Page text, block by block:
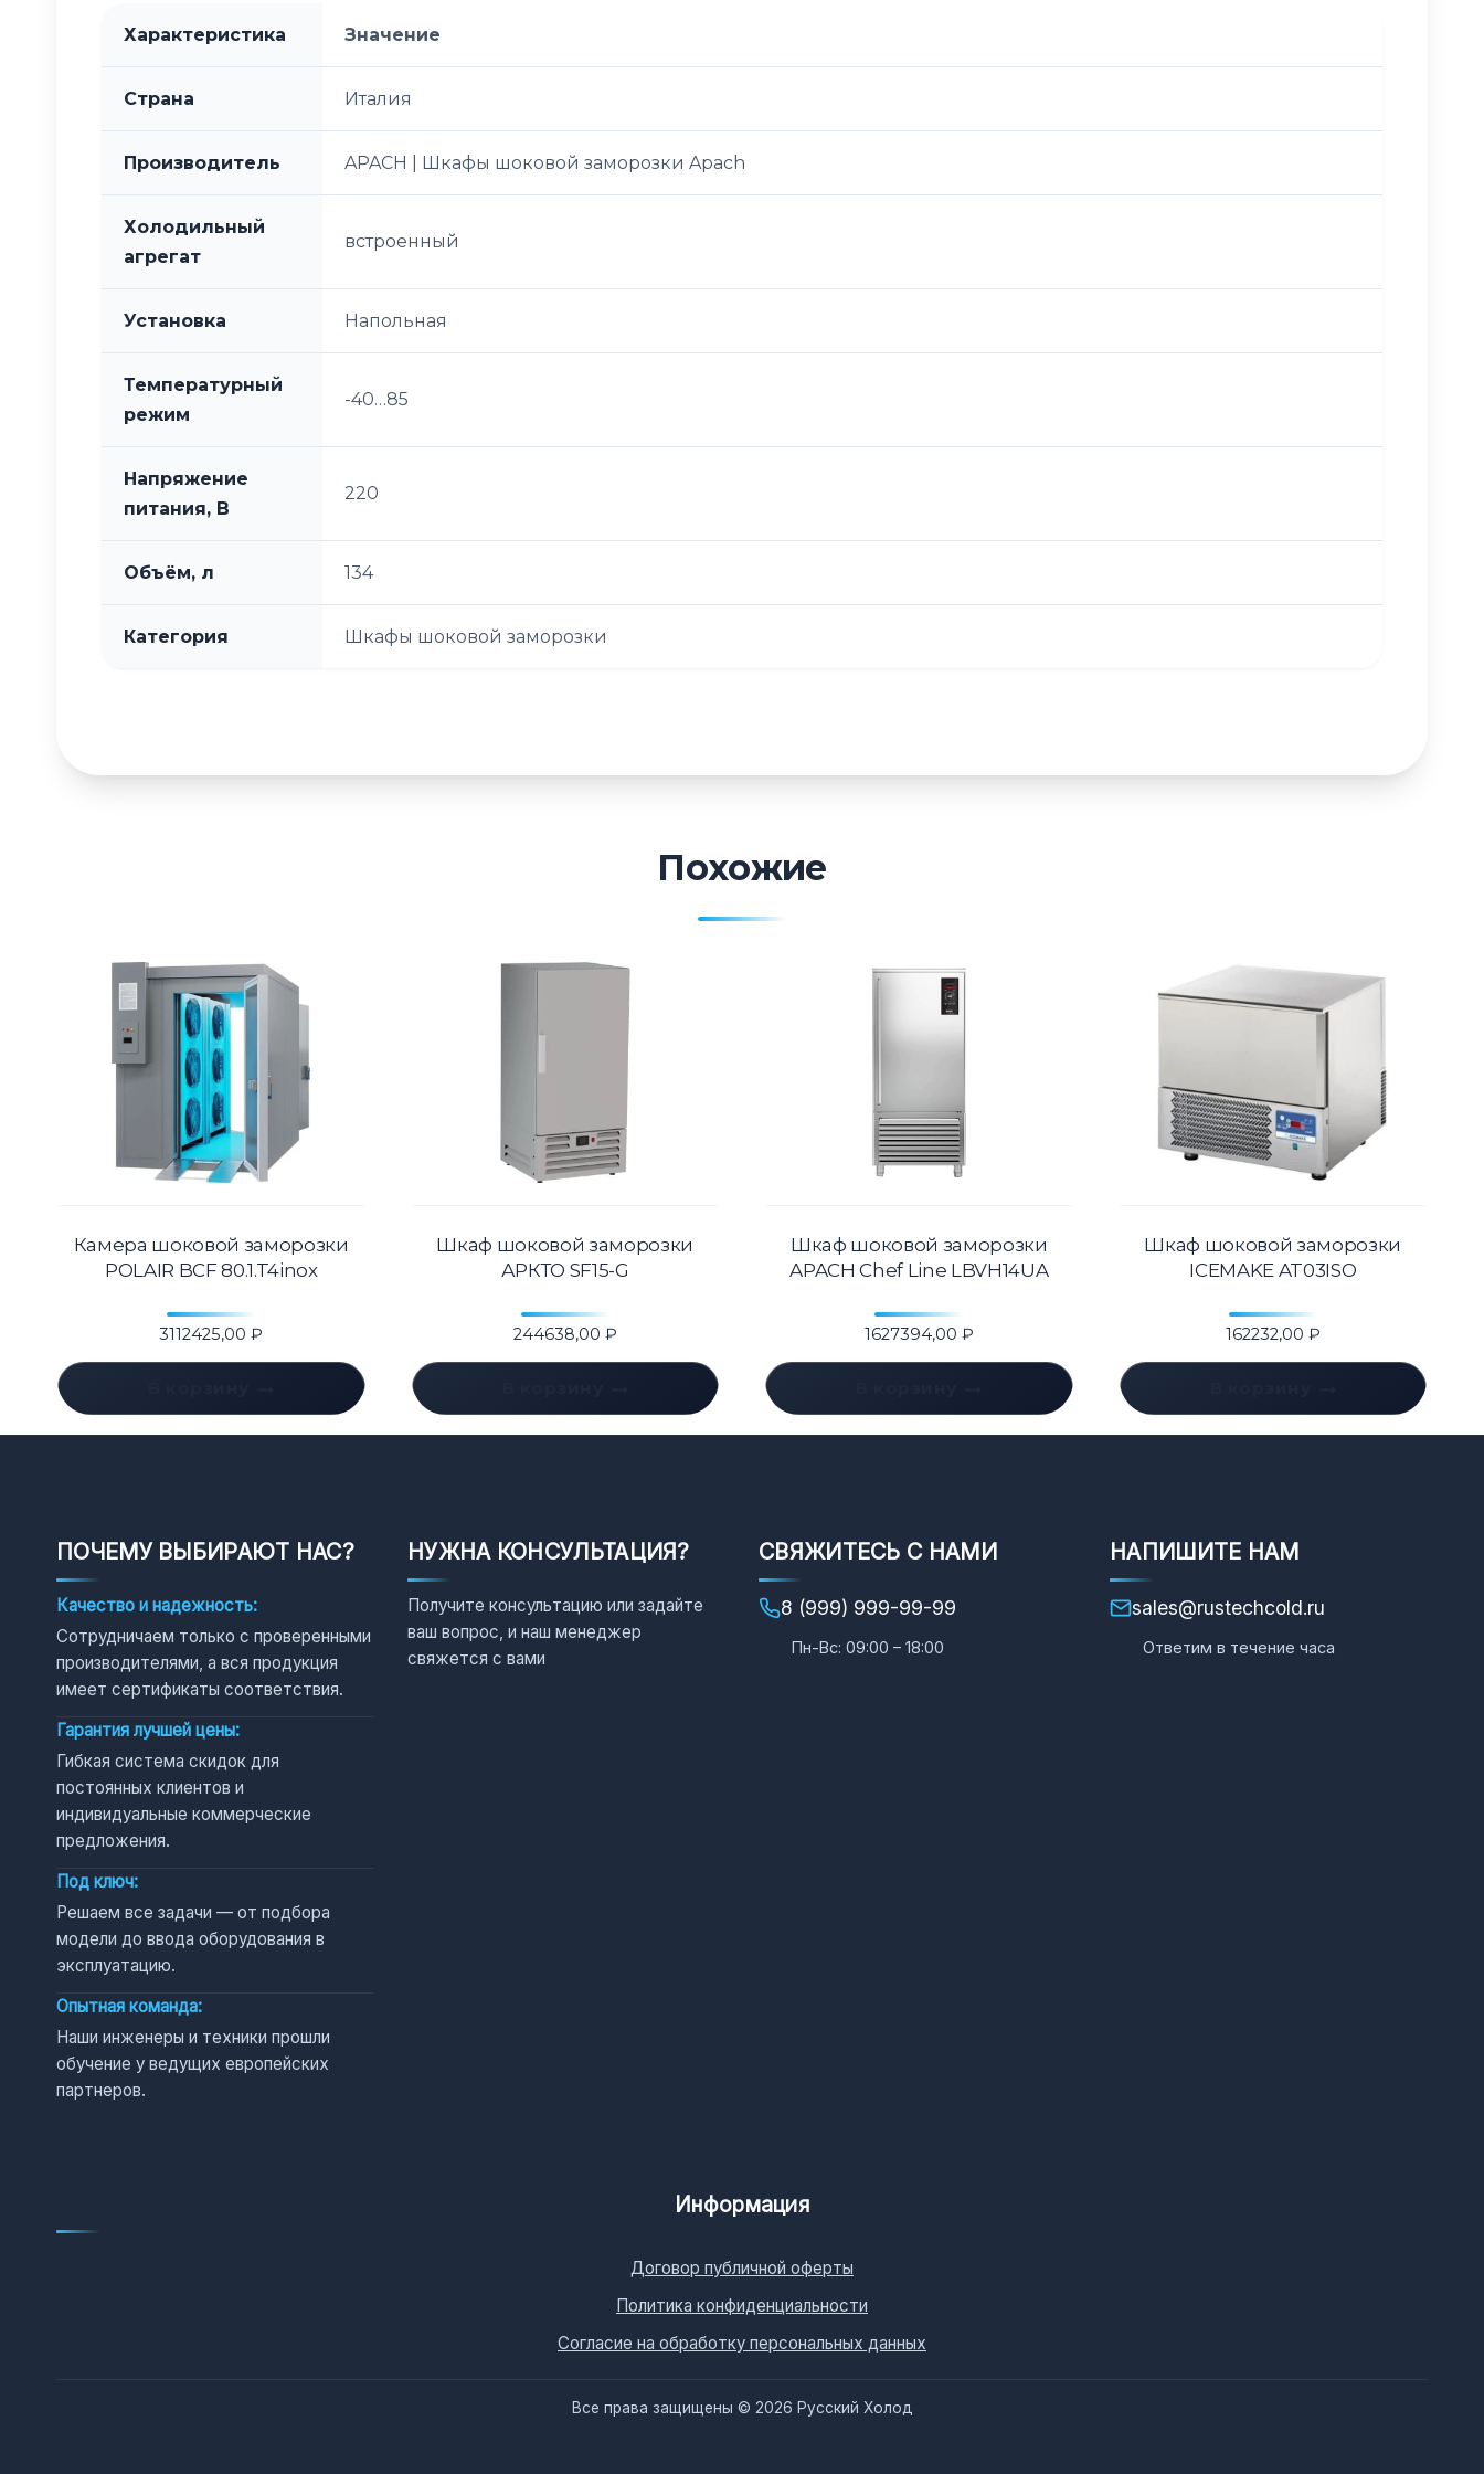
Характеристика Значение
Страна Италия
Производитель APACH | Шкафы шоковой заморозки Apach
Холодильный
агрегат
встроенный
Установка Напольная
Температурный
режим
-40…85
Напряжение
питания, В
220
Объём, л 134
Категория Шкафы шоковой заморозки
Похожие
Камера шоковой заморозки
POLAIR BCF 80.1.T4inox
3112425,00₽
Шкаф шоковой заморозки
АРКТО SF15-G
244638,00 ₽
Шкаф шоковой заморозки
APACH Chef Line LBVH14UA
1627394,00 ₽
Шкаф шоковой заморозки
ICEMAKE AT03ISO
162232,00 ₽
ПОЧЕМУ ВЫБИРАЮТ НАС?
Качество и надежность:
Сотрудничаем только с проверенными
производителями, а вся продукция
имеет сертификаты соответствия.
Гарантия лучшей цены:
Гибкая система скидок для
постоянных клиентов и
индивидуальные коммерческие
предложения.
Под ключ:
Решаем все задачи — от подбора
модели до ввода оборудования в
эксплуатацию.
Опытная команда:
Наши инженеры и техники прошли
обучение у ведущих европейских
партнеров.
НУЖНА КОНСУЛЬТАЦИЯ?
Получите консультацию или задайте
ваш вопрос, и наш менеджер
свяжется с вами
СВЯЖИТЕСЬ С НАМИ
8 (999) 999-99-99
Пн-Вс: 09:00 – 18:00
НАПИШИТЕ НАМ
sales@rustechcold.ru
Ответим в течение часа
Информация
Договор публичной оферты
Политика конфиденциальности
Согласие на обработку персональных данных
Все права защищены © 2026 Русский Холод